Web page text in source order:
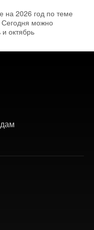
на 2026 год по теме
Сегодня можно
и октябрь